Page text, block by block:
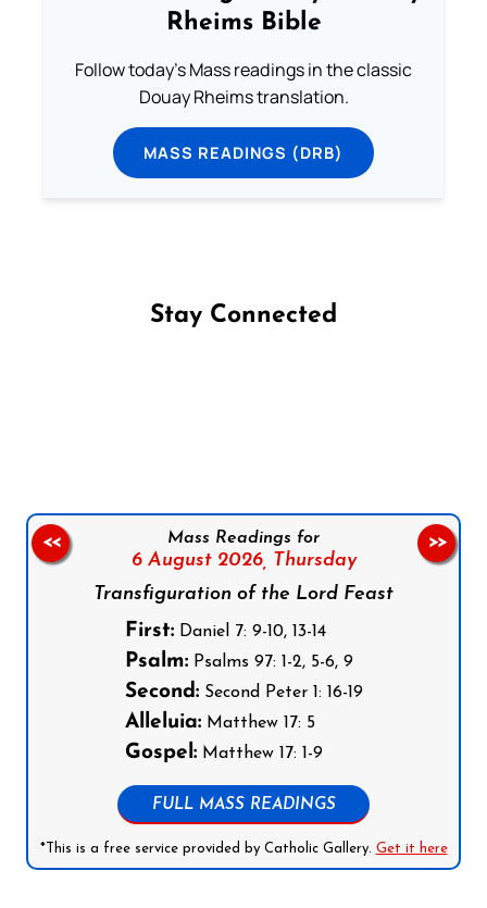
Rheims Bible
Follow today's Mass readings in the classic
Douay Rheims translation.
MASS READINGS (DRB)
Stay Connected
Mass Readings for
6 August 2026, Thursday
Transfiguration of the Lord Feast
First:Daniel 7: 9-10, 13-14
Psalm:Psalms 97: 1-2, 5-6, 9
Second:Second Peter 1: 16-19
Alleluia:Matthew 17: 5
Gospel:Matthew 17: 1-9
FULL MASS READINGS
*This is a free service provided by Catholic Gallery. Get it here
<< >>